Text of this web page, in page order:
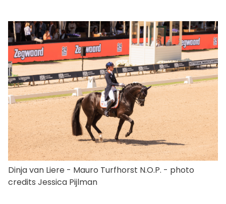
Dinja van Liere - Mauro Turfhorst N.O.P. - photo
credits Jessica Pijlman